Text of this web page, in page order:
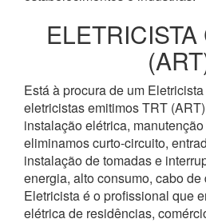
Está à procura de um Eletricista
eletricistas emitimos TRT
instalação elétrica,
eliminamos curto-circuito,
instalação de tomadas e
energia, alto consumo, cabo de
Eletricista é o profissional que
elétrica de residências,